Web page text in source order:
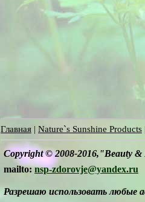
Главная | Nature`s Sunshine Products
Copyright © 2008-2016,"Beauty
mailto:nsp-zdorovje@yandex.ru
Разрешаю использовать любые